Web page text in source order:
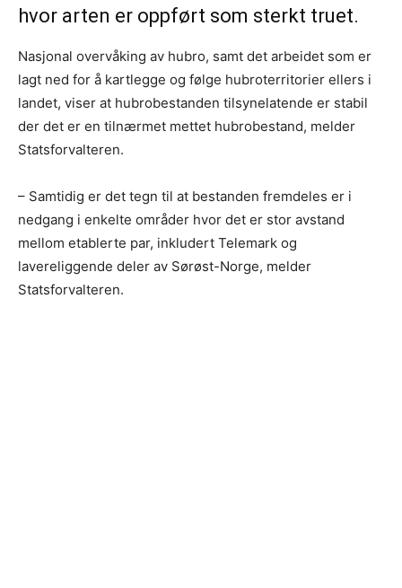
hvor arten er oppført som sterkt truet.
Nasjonal overvåking av hubro, samt det arbeidet som er
lagt ned for å kartlegge og følge hubroterritorier ellers i
landet, viser at hubrobestanden tilsynelatende er stabil
der det er en tilnærmet mettet hubrobestand, melder
Statsforvalteren.
– Samtidig er det tegn til at bestanden fremdeles er i
nedgang i enkelte områder hvor det er stor avstand
mellom etablerte par, inkludert Telemark og
lavereliggende deler av Sørøst-Norge, melder
Statsforvalteren.